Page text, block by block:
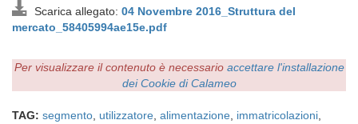
Scarica allegato: 04 Novembre 2016_Struttura del
mercato_58405994ae15e.pdf
Per visualizzare il contenuto è necessario accettare l'installazione
dei Cookie di Calameo
TAG: segmento utilizzatore alimentazione immatricolazioni